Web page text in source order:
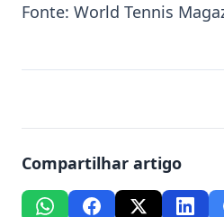
Fonte: World Tennis
Compartilhar artigo